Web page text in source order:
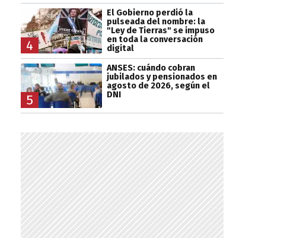
4
El Gobierno perdió la
pulseada del nombre: la
"Ley de Tierras" se impuso
en toda la conversación
digital
5
ANSES: cuándo cobran
jubilados y pensionados en
agosto de 2026, según el
DNI